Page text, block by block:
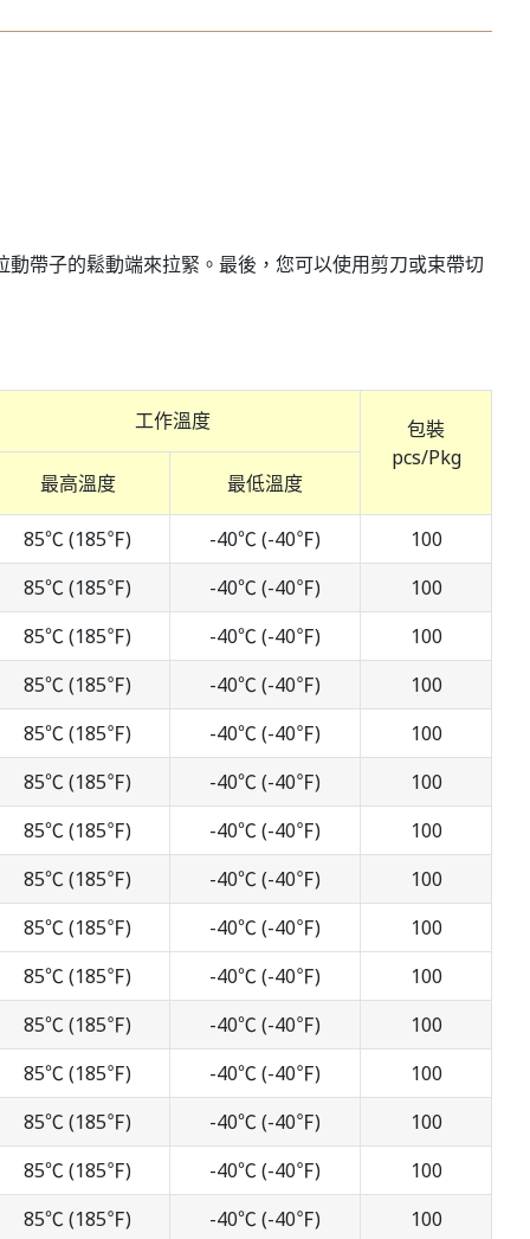
帶子的鬆動端來拉緊。最後，您可以使用剪刀或束帶切
工作溫度
包裝
pcs/Pkg
最高溫度
最低溫度
85℃ (185℉) -40℃ (-40℉)
100
85℃ (185℉)
-40℃ (-40℉)
100
85℃ (185℉)
-40℃ (-40℉)
100
85℃ (185℉)
-40℃ (-40℉)
100
85℃ (185℉)
-40℃ (-40℉)
100
85℃ (185℉)
-40℃ (-40℉)
100
85℃ (185℉)
-40℃ (-40℉)
100
85℃ (185℉)
-40℃ (-40℉)
100
85℃ (185℉)
-40℃ (-40℉)
100
85℃ (185℉)
-40℃ (-40℉)
100
85℃ (185℉)
-40℃ (-40℉)
100
85℃ (185℉)
-40℃ (-40℉)
100
85℃ (185℉)
-40℃ (-40℉)
100
85℃ (185℉)
-40℃ (-40℉)
100
85℃ (185℉)
-40℃ (-40℉)
100